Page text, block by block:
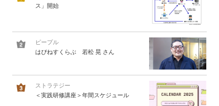
ス」開始
ピープル
はぴねすくらぶ 若松 晃 さん
ストラテジー
＜実践研修講座＞年間スケジュール